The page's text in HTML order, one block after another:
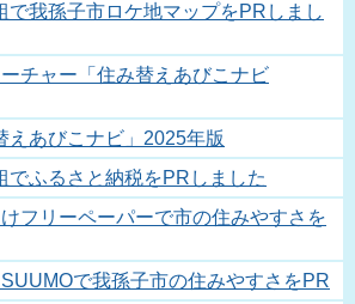
で我孫子市ロケ地マップをPRしまし
チャー「住み替えあびこナビ
えあびこナビ」2025年版
でふるさと納税をPRしました
フリーペーパーで市の住みやすさを
で我孫子市の住みやすさをPR